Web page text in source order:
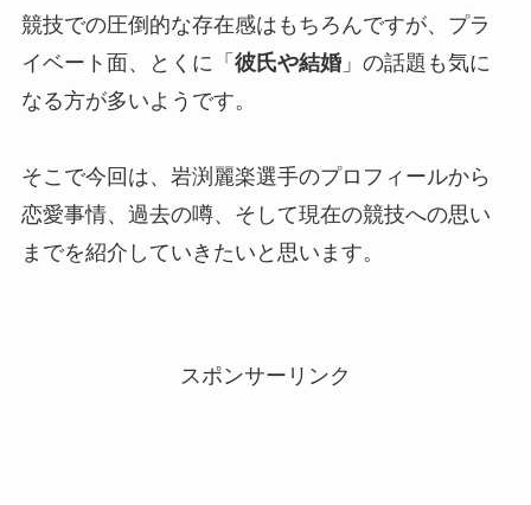
競技での圧倒的な存在感はもちろんですが、プラ
イベート面、とくに「 彼氏や結婚」の話題も気に
なる方が多いようです。
そこで今回は、岩渕麗楽選手のプロフィールから
恋愛事情、過去の噂、そして現在の競技への思い
までを紹介していきたいと思います。
スポンサーリンク